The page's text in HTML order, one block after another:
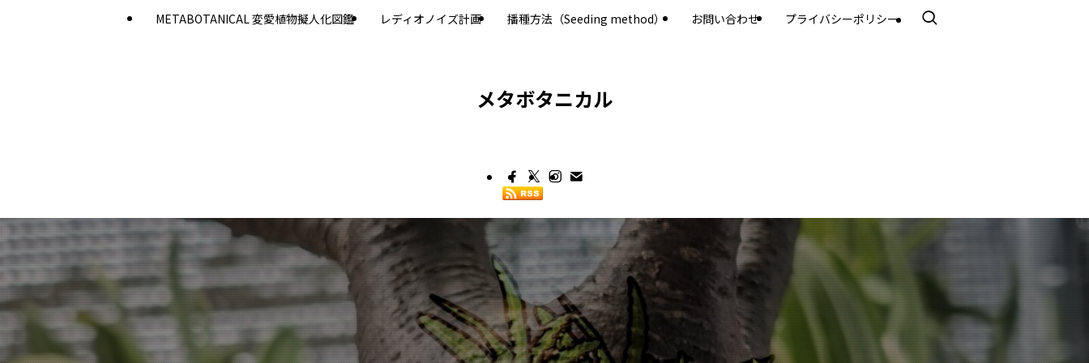
メタボタニカル
METABOTANICAL 変愛植物擬人化図鑑 レディオノイズ計画 播種方法（Seeding method） お問い合わせ プライバシーポリシー